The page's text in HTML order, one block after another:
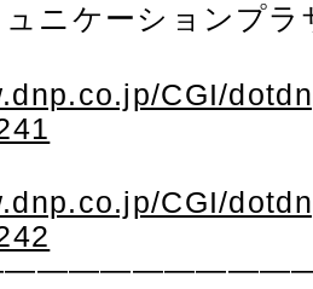
ニケーションプ
CGI/
CGI/